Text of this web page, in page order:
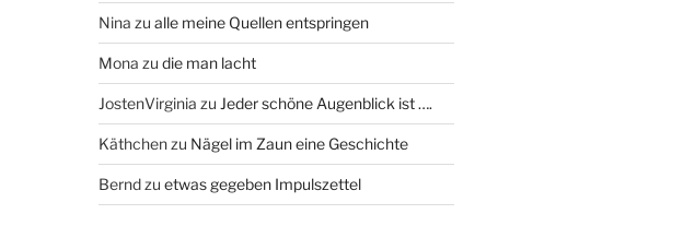
Nina zu alle meine Quellen entspringen
Mona zu die man lacht
JostenVirginia zu Jeder schöne Augenblick ist ….
Käthchenzu Nägel im Zaun eine Geschichte
Berndzu etwas gegeben Impulszettel